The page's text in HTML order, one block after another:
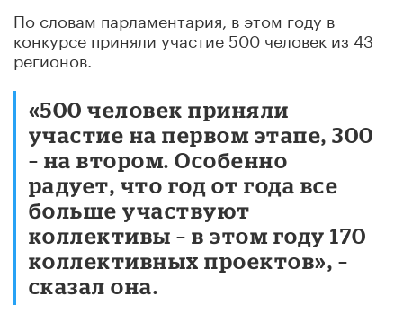
По словам парламентария, в этом году в
конкурсе приняли участие 500 человек из 43
регионов.
«500 человек приняли
участие на первом этапе, 300
– на втором. Особенно
радует, что год от года все
больше участвуют
коллективы – в этом году 170
коллективных проектов», –
сказал она.